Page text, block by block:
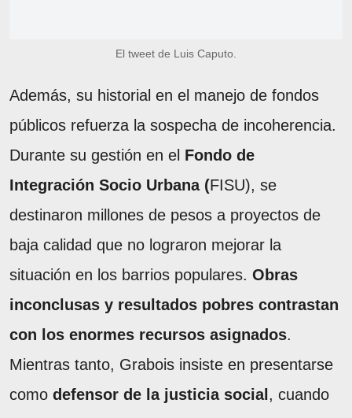
El tweet de Luis Caputo.
Además, su historial en el manejo de fondos
públicos refuerza la sospecha de incoherencia.
Durante su gestión en el Fondo de
Integración Socio Urbana (FISU), se
destinaron millones de pesos a proyectos de
baja calidad que no lograron mejorar la
situación en los barrios populares. Obras
inconclusas y resultados pobres contrastan
con los enormes recursos asignados.
Mientras tanto, Grabois insiste en presentarse
como defensor de la justicia social , cuando